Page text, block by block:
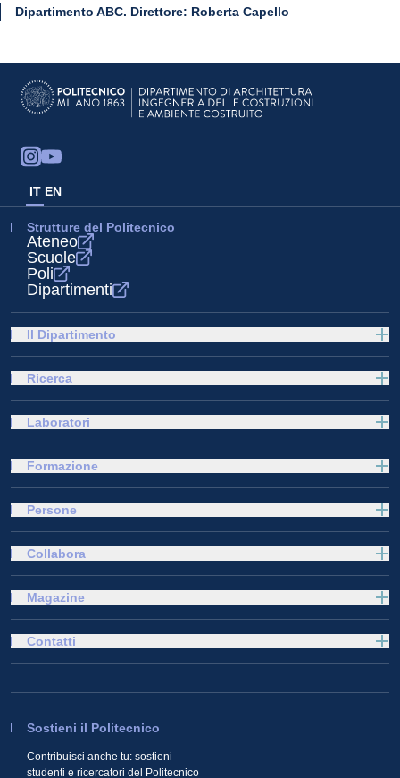
Dipartimento ABC. Direttore: Roberta Capello
IT EN
Strutture del Politecnico
Ateneo
Scuole
Poli
Dipartimenti
Il Dipartimento
Ricerca
Laboratori
Formazione
Persone
Collabora
Magazine
Sostieni il Politecnico
Contribuisci anche tu: sostieni
studenti e ricercatori del Politecnico
Contatti